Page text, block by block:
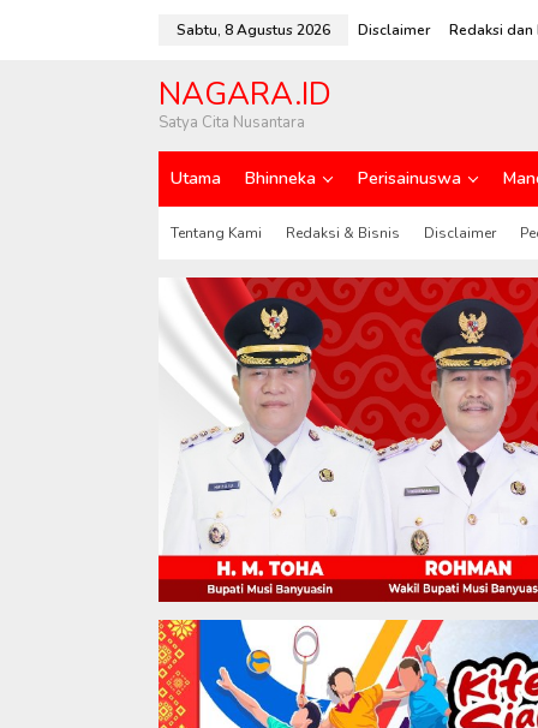
Sabtu, 8 Agustus 2026 Disclaimer Redaksi dan
NAGARA.ID
Satya Cita Nusantara
Utama Bhinneka Perisainuswa
Tentang Kami Redaksi & Bisnis Disclaimer